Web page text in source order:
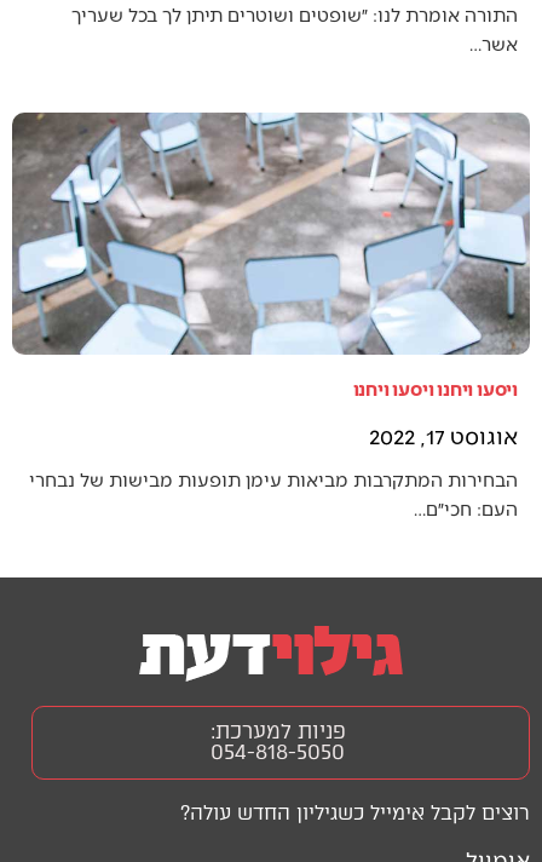
התורה אומרת לנו: ״שופטים ושוטרים תיתן לך בכל שעריך
אשר…
ויסעו ויחנו ויסעו ויחנו
אוגוסט 17, 2022
הבחירות המתקרבות מביאות עימן תופעות מבישות של נבחרי
העם: חכי״ם…
רוצים לקבל אימייל כשגיליון החדש עולה?
פניות למערכת:
054-818-5050